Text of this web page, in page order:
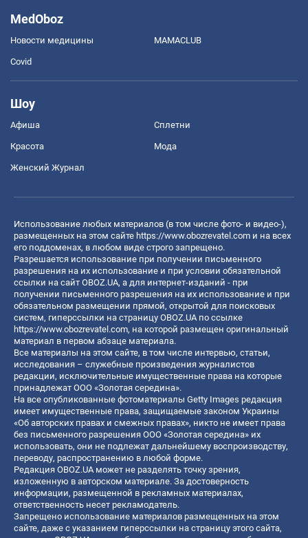
MedOboz
Новости медицины MAMACLUB
Covid
Шоу
Афиша Сплетни
Красота Мода
Женский Журнал
Использование любых материалов (в том числе фото- и видео-),
размещенных на этом сайте https://www.obozrevatel.com и на всех
его поддоменах, в любом виде строго запрещено.
Разрешается использование при получении письменного
разрешения на их использование и при условии обязательной
ссылки на сайт OBOZ.UA, а для интернет-изданий - при
получении письменного разрешения на их использование и при
обязательном размещении прямой, открытой для поисковых
систем, гиперссылки на страницу OBOZ.UA по ссылке
https://www.obozrevatel.com, на которой размещен оригинальный
материал в первом абзаце материала.
Все материалы на этом сайте, в том числе интервью, статьи,
исследования – служебные произведения журналистов
редакции, исключительные имущественные права на которые
принадлежат ООО «Золотая середина».
На все опубликованные фотоматериалы Getty Images редакция
имеет имущественные права, защищаемые законом Украины
«Об авторских правах и смежных правах», никто не имеет права
без письменного разрешения ООО «Золотая середина» их
использовать, они не подлежат дальнейшему воспроизводству,
переводу, распространению в любой форме.
Редакция OBOZ.UA может не разделять точку зрения,
изложенную в авторском материале. За достоверность
информации, размещенной в рекламных материалах,
ответственность несет рекламодатель.
Запрещено использование материалов размещенных на этом
сайте, даже с указанием гиперссылки на страницу этого сайта,